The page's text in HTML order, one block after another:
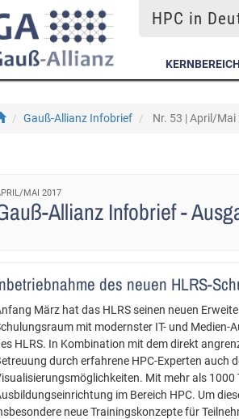
HPC in
Gauß-Allianz Infobrief Nr. 53 | April/Mai
MAI 2017
Allianz Infobrief -
des neuen HLRS-
März hat das HLRS seinen neuen
mit modernster IT- und
HLRS. In Kombination mit dem direkt
durch erfahrene HPC-Experten auch
Mit mehr als
im Bereich HPC. Um
neue Trainingskonzepte für